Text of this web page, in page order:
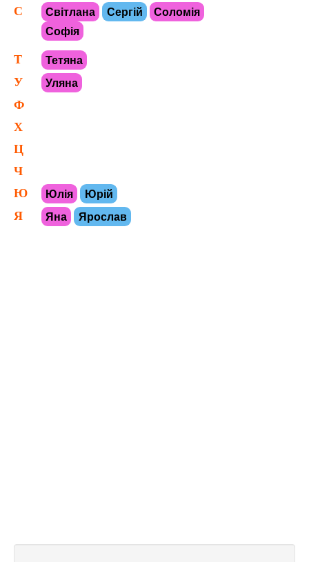
С Світлана Сергій
Соломія
Софія
Т Тетяна
У Уляна
Ф
Х
Ц
Ч
Ю
Юлія Юрій
Я Яна Ярослав